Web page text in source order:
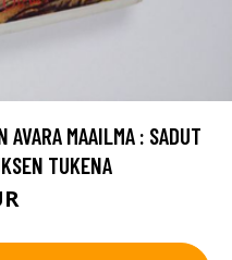
MAAILMA : SADUT
TUKENA